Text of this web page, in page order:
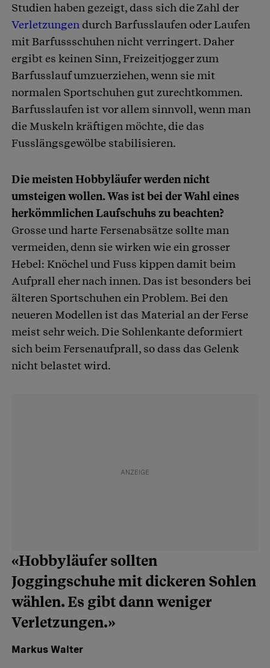
Studien haben gezeigt, dass sich die Zahl der
Verletzungen durch Barfusslaufen oder Laufen
mit Barfussschuhen nicht verringert. Daher
ergibt es keinen Sinn, Freizeitjogger zum
Barfusslauf umzuerziehen, wenn sie mit
normalen Sportschuhen gut zurechtkommen.
Barfusslaufen ist vor allem sinnvoll, wenn man
die Muskeln kräftigen möchte, die das
Fusslängsgewölbe stabilisieren.
Die meisten Hobbyläufer werden nicht
umsteigen wollen. Was ist bei der Wahl eines
herkömmlichen Laufschuhs zu beachten?
Grosse und harte Fersenabsätze sollte man
vermeiden, denn sie wirken wie ein grosser
Hebel: Knöchel und Fuss kippen damit beim
Aufprall eher nach innen. Das ist besonders bei
älteren Sportschuhen ein Problem. Bei den
neueren Modellen ist das Material an der Ferse
meist sehr weich. Die Sohlenkante deformiert
sich beim Fersenaufprall, so dass das Gelenk
nicht belastet wird.
«Hobbyläufer sollten
Joggingschuhe mit dickeren Sohlen
wählen. Es gibt dann weniger
Verletzungen.»
Markus Walter